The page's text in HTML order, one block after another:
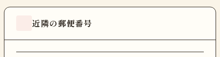
近隣の郵便番号